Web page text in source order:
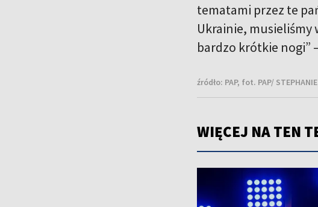
tematami przez te
Ukrainie, musieliśmy
bardzo krótkie nogi”
źródło: PAP, fot. PAP/
WIĘCEJ NA TEN